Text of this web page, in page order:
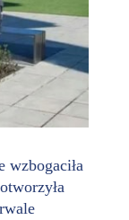
wzbogaciła